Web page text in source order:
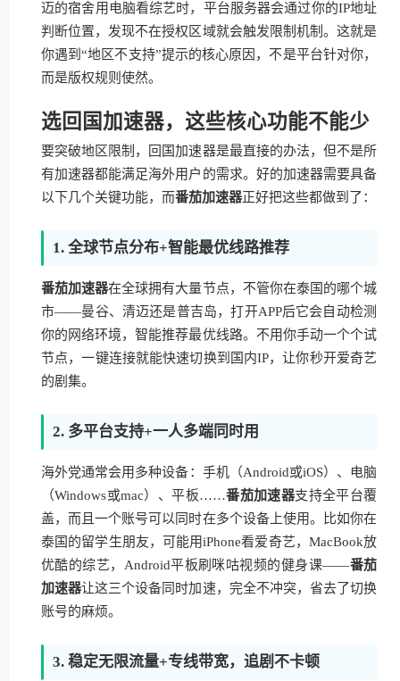
迈的宿舍用电脑看综艺时，平台服务器会通过你的IP地址
判断位置，发现不在授权区域就会触发限制机制。这就是
你遇到“地区不支持”提示的核心原因，不是平台针对你，
而是版权规则使然。
选回国加速器，这些核心功能不能少
要突破地区限制，回国加速器是最直接的办法，但不是所
有加速器都能满足海外用户的需求。好的加速器需要具备
以下几个关键功能，而番茄加速器正好把这些都做到了：
1. 全球节点分布+智能最优线路推荐
番茄加速器在全球拥有大量节点，不管你在泰国的哪个城
市——曼谷、清迈还是普吉岛，打开APP后它会自动检测
你的网络环境，智能推荐最优线路。不用你手动一个个试
节点，一键连接就能快速切换到国内IP，让你秒开爱奇艺
的剧集。
2. 多平台支持+一人多端同时用
海外党通常会用多种设备：手机（Android或iOS）、电脑
（Windows或mac）、平板……番茄加速器支持全平台覆
盖，而且一个账号可以同时在多个设备上使用。比如你在
泰国的留学生朋友，可能用iPhone看爱奇艺，MacBook放
优酷的综艺，Android平板刷咪咕视频的健身课——番茄
加速器让这三个设备同时加速，完全不冲突，省去了切换
账号的麻烦。
3. 稳定无限流量+专线带宽，追剧不卡顿